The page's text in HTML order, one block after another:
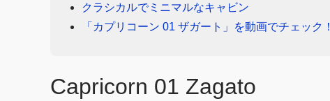
クラシカルでミニマルなキャビン
「カプリコーン 01 ザガート」を動画でチェック！
Capricorn 01 Zagato